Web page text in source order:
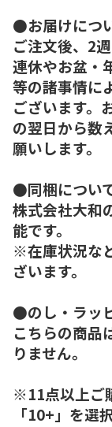
●お届けにつ
ご注文後、2
連休やお盆・
等の諸事情に
ございます。
の翌日から数
願いします。
●同梱につい
株式会社大和
能です。
※在庫状況な
ざいます。
●のし・ラッ
こちらの商品
りません。
※11点以上ご
「10+」を選